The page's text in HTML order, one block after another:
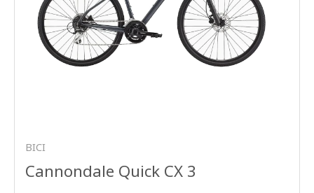
BICI
Cannondale Quick CX 3